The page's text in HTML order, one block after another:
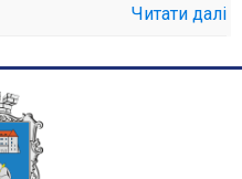
Читати далі